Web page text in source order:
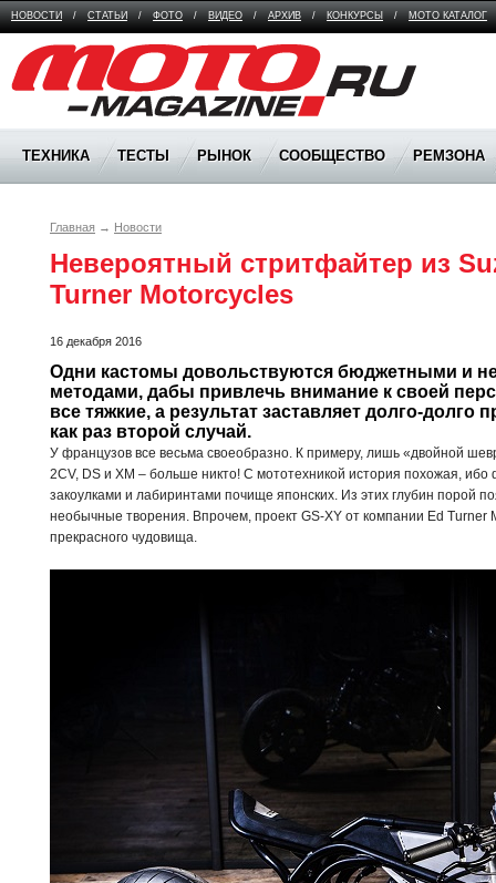
НОВОСТИ / СТАТЬИ / ФОТО / ВИДЕО / АРХИВ / КОНКУРСЫ / МОТО КАТАЛОГ
Moto Magazine
ТЕХНИКА ТЕСТЫ РЫНОК СООБЩЕСТВО РЕМЗОНА
Главная → Новости
Невероятный стритфайтер из
Turner Motorcycles
16 декабря 2016
Одни кастомы довольствуются бюджетными и
методами, дабы привлечь внимание к своей
все тяжкие, а результат заставляет долго-долго
как раз второй случай.
У французов все весьма своеобразно. К примеру, лишь «двойной
2CV, DS и XM – больше никто! С мототехникой история похожая,
закоулками и лабиринтами почище японских. Из этих глубин порой
необычные творения. Впрочем, проект GS-XY от компании Ed Turner
прекрасного чудовища.